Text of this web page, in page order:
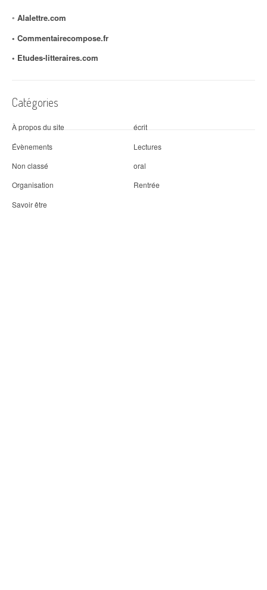
◦ Alalettre.com
◦ Commentairecompose.fr
◦ Etudes-litteraires.com
Catégories
À propos du site
écrit
Évènements
Lectures
Non classé
oral
Organisation
Rentrée
Savoir être